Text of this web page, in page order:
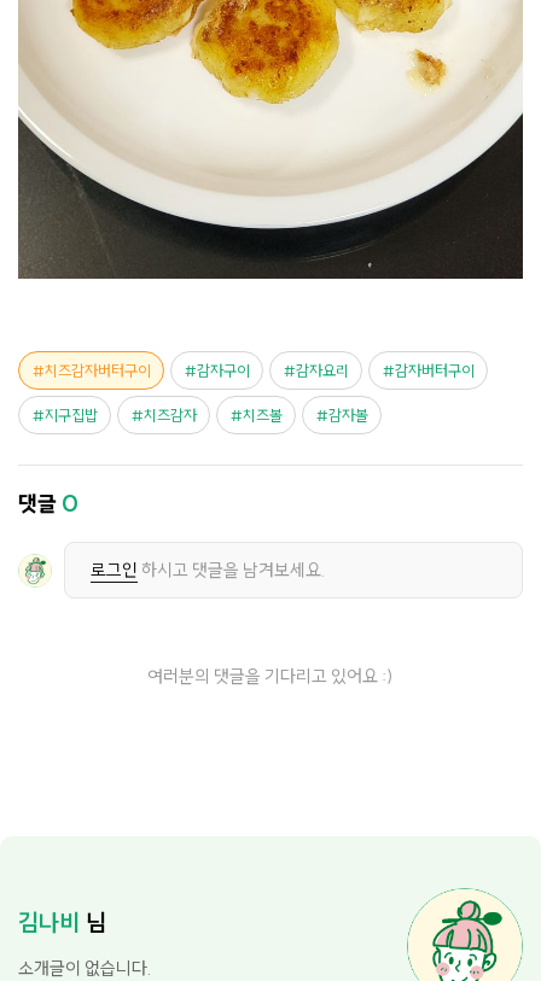
치즈감자버터구이 감자구이 감자요리 감자버터구이
지구집밥 치즈감자 치즈볼 감자볼
댓글 0
로그인 하시고 댓글을 남겨보세요.
여러분의 댓글을 기다리고 있어요 :)
김나비 님
소개글이 없습니다.